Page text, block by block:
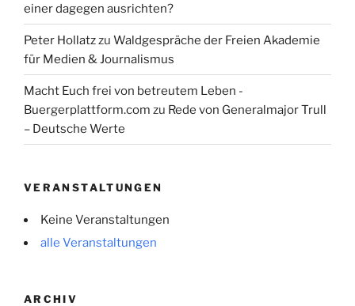
einer dagegen ausrichten?
Peter Hollatzzu Waldgespräche der Freien Akademie
für Medien & Journalismus
Macht Euch frei von betreutem Leben -
Buergerplattform.com zu Rede von Generalmajor Trull
– Deutsche Werte
VERANSTALTUNGEN
Keine Veranstaltungen
alle Veranstaltungen
ARCHIV